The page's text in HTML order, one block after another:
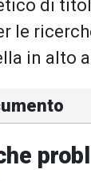
di
le
in alto